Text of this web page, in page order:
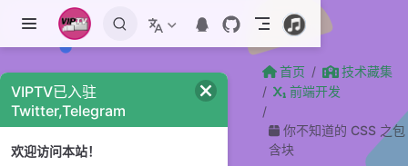
跳至主要內容
首页
技术藏集
前端开发
你不知道的 CSS 之包
含块
VIPTV已入驻
Twitter,Telegram
欢迎访问本站！